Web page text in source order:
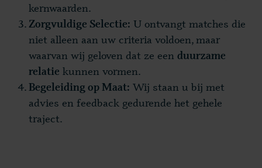
kernwaarden.
Zorgvuldige Selectie: U ontvangt matches die
niet alleen aan uw criteria voldoen, maar
waarvan wij geloven dat ze eenduurzame
relatie kunnen vormen.
Begeleiding op Maat: Wij staan u bij met
advies en feedback gedurende het gehele
traject.